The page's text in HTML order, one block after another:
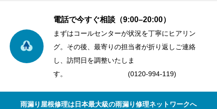
電話で今すぐ相談（9:00–20:00）
まずはコールセンターが状況を丁寧にヒアリン
グ。その後、最寄りの担当者が折り返しご連絡
し、訪問日を調整いたしま
す。 (0120-994-119)
雨漏り屋根修理は日本最大級の雨漏り修理ネットワークへ